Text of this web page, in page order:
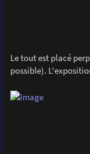
Le tout est placé
possible).